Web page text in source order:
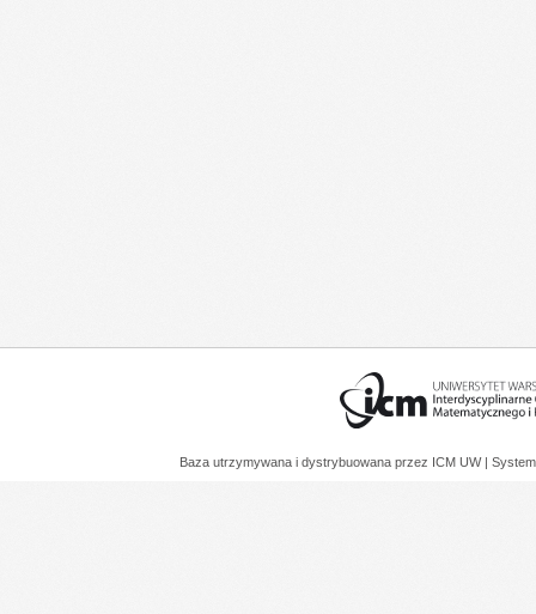
Baza utrzymywana i dystrybuowana przez ICM UW |